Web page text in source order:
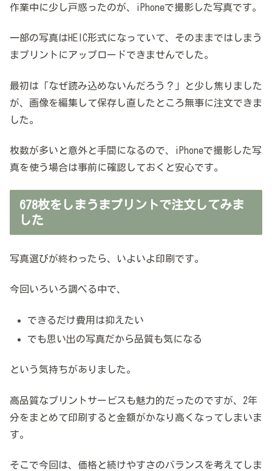
作業中に少し戸惑ったのが、iPhoneで撮影した写真です。
一部の写真はHEIC形式になっていて、そのままではしまう
まプリントにアップロードできませんでした。
最初は「なぜ読み込めないんだろう？」と少し焦りました
が、画像を編集して保存し直したところ無事に注文できま
した。
枚数が多いと意外と手間になるので、iPhoneで撮影した写
真を使う場合は事前に確認しておくと安心です。
678枚をしまうまプリントで注文してみま
した
写真選びが終わったら、いよいよ印刷です。
今回いろいろ調べる中で、
できるだけ費用は抑えたい
でも思い出の写真だから品質も気になる
という気持ちがありました。
高品質なプリントサービスも魅力的だったのですが、2年
分をまとめて印刷すると金額がかなり高くなってしまいま
す。
そこで今回は、価格と続けやすさのバランスを考えてしま